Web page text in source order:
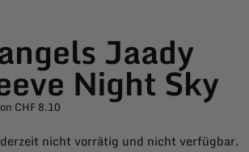
Jaady
Night Sky
CHF 8.10
nicht vorrätig und nicht verfügbar.